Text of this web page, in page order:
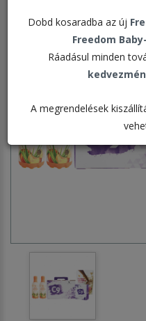
Dobd kosaradba az új
Freedom
Ráadásul minden
A megrendelések